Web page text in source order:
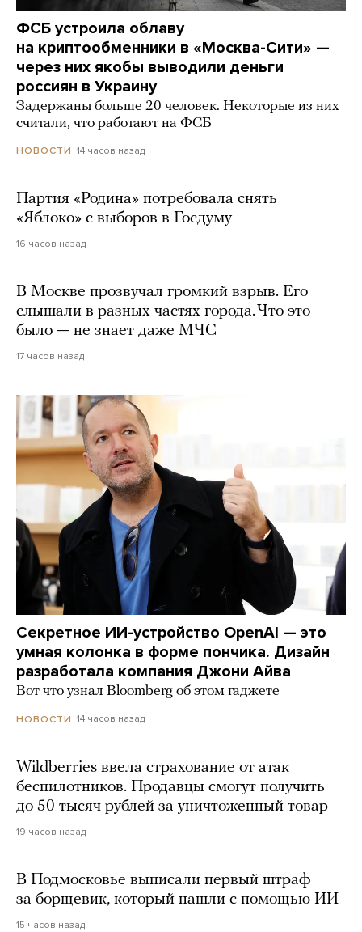
ФСБ устроила облаву
на криптообменники в «Москва-Сити» —
через них якобы выводили деньги
россиян в Украину
Задержаны больше 20 человек. Некоторые из них
считали, что работают на ФСБ
НОВОСТИ 14 часов назад
Партия «Родина» потребовала снять
«Яблоко» с выборов в Госдуму
16 часов назад
В Москве прозвучал громкий взрыв. Его
слышали в разных частях города. Что это
было — не знает даже МЧС
17 часов назад
Секретное ИИ-устройство OpenAI — это
умная колонка в форме пончика. Дизайн
разработала компания Джони Айва
Вот что узнал Bloomberg об этом гаджете
НОВОСТИ 14 часов назад
Wildberries ввела страхование от атак
беспилотников. Продавцы смогут получить
до 50 тысяч рублей за уничтоженный товар
19 часов назад
В Подмосковье выписали первый штраф
за борщевик, который нашли с помощью ИИ
15 часов назад